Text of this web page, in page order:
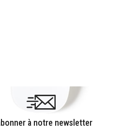
à notre newsletter